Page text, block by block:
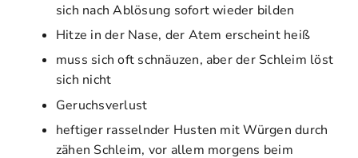
sich nach Ablösung sofort wieder bilden
Hitze in der Nase, der Atem erscheint heiß
muss sich oft schnäuzen, aber der Schleim löst
sich nicht
Geruchsverlust
heftiger rasselnder Husten mit Würgen durch
zähen Schleim, vor allem morgens beim